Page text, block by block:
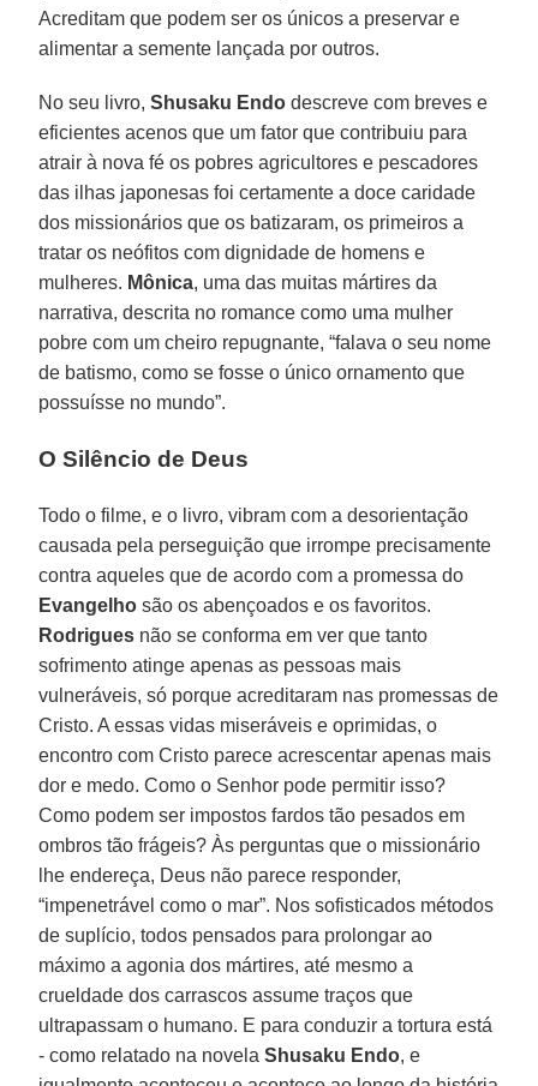
Acreditam que podem ser os únicos a preservar e
alimentar a semente lançada por outros.
No seu livro,Shusaku Endo descreve com breves e
eficientes acenos que um fator que contribuiu para
atrair à nova fé os pobres agricultores e pescadores
das ilhas japonesas foi certamente a doce caridade
dos missionários que os batizaram, os primeiros a
tratar os neófitos com dignidade de homens e
mulheres. Mônica, uma das muitas mártires da
narrativa, descrita no romance como uma mulher
pobre com um cheiro repugnante, “falava o seu nome
de batismo, como se fosse o único ornamento que
possuísse no mundo”.
O Silêncio de Deus
Todo o filme, e o livro, vibram com a desorientação
causada pela perseguição que irrompe precisamente
contra aqueles que de acordo com a promessa do
Evangelhosão os abençoados e os favoritos.
Rodrigues não se conforma em ver que tanto
sofrimento atinge apenas as pessoas mais
vulneráveis, só porque acreditaram nas promessas de
Cristo. A essas vidas miseráveis e oprimidas, o
encontro com Cristo parece acrescentar apenas mais
dor e medo. Como o Senhor pode permitir isso?
Como podem ser impostos fardos tão pesados em
ombros tão frágeis? Às perguntas que o missionário
lhe endereça, Deus não parece responder,
“impenetrável como o mar”. Nos sofisticados métodos
de suplício, todos pensados para prolongar ao
máximo a agonia dos mártires, até mesmo a
crueldade dos carrascos assume traços que
ultrapassam o humano. E para conduzir a tortura está
- como relatado na novela Shusaku Endo, e